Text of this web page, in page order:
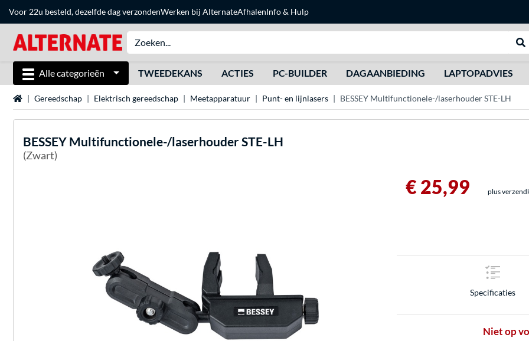
Voor 22u besteld, dezelfde dag verzondenWerken bij AlternateAfhalenInfo & Hulp
Alle categorieën TWEEDEKANS ACTIES PC-BUILDER DAGAANBIEDING LAPTOPADVIES
HomeGereedschap Elektrisch gereedschap Meetapparatuur Punt- en lijnlasers BESSEY Multifunctionele-/laserhouder STE-LH
BESSEY Multifunctionele-/laserhouder STE-LH
(Zwart)
€ 25,99 plus
Specificaties
Niet op